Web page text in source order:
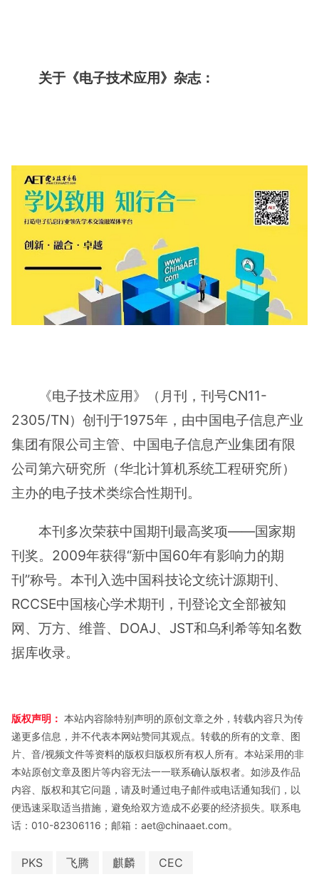
关于《电子技术应用》杂志：
《电子技术应用》（月刊，刊号CN11-
2305/TN）创刊于1975年，由中国电子信息产业
集团有限公司主管、中国电子信息产业集团有限
公司第六研究所（华北计算机系统工程研究所）
主办的电子技术类综合性期刊。
本刊多次荣获中国期刊最高奖项——国家期
刊奖。2009年获得“新中国60年有影响力的期
刊”称号。本刊入选中国科技论文统计源期刊、
RCCSE中国核心学术期刊，刊登论文全部被知
网、万方、维普、DOAJ、JST和乌利希等知名数
据库收录。
版权声明： 本站内容除特别声明的原创文章之外，转载内容只为传
递更多信息，并不代表本网站赞同其观点。转载的所有的文章、图
片、音/视频文件等资料的版权归版权所有权人所有。本站采用的非
本站原创文章及图片等内容无法一一联系确认版权者。如涉及作品
内容、版权和其它问题，请及时通过电子邮件或电话通知我们，以
便迅速采取适当措施，避免给双方造成不必要的经济损失。联系电
话：010-82306116；邮箱：aet@chinaaet.com。
PKS 飞腾 麒麟 CEC